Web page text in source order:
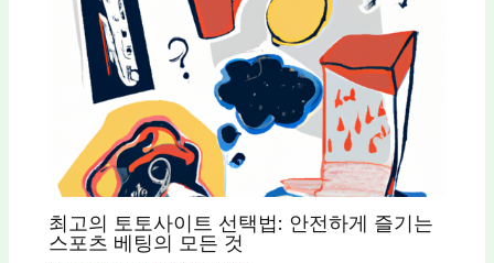
최고의 토토사이트 선택법: 안전하게 즐기는
스포츠 베팅의 모든 것